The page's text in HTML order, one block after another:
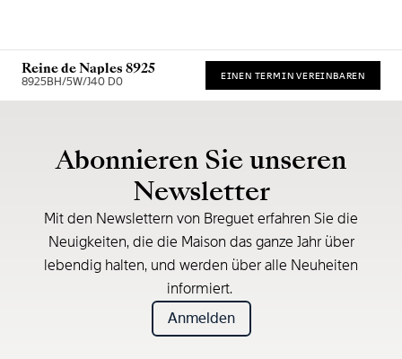
Reine de Naples 8925
8925BH/5W/J40 D0 EINEN TERMIN VEREINBAREN
Abonnieren Sie unseren
Newsletter
Mit den Newslettern von Breguet erfahren Sie die
Neuigkeiten, die die Maison das ganze Jahr über
lebendig halten, und werden über alle Neuheiten
informiert.
Anmelden